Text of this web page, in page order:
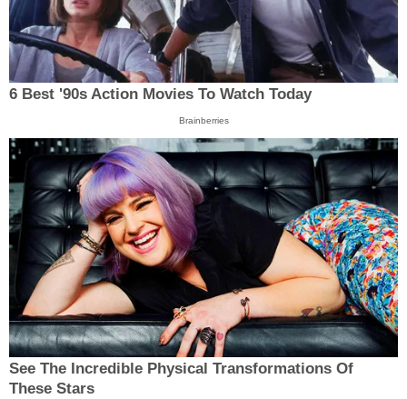
6 Best '90s Action Movies To Watch Today
Brainberries
See The Incredible Physical Transformations Of
These Stars